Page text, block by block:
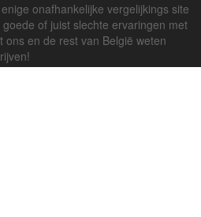
onafhankelijke vergelijkings site
of juist slechte ervaringen met
en de rest van België weten